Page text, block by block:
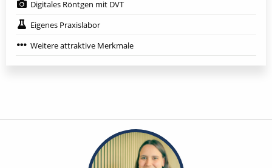
Digitales Röntgen mit DVT
Eigenes Praxislabor
Weitere attraktive Merkmale